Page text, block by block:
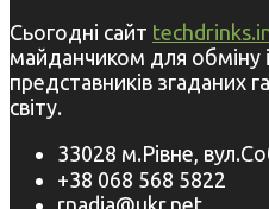
Сьогодні сайт
майданчиком для обміну
представників згаданих
світу.
33028 м.Рівне,
+38 068 568 5822